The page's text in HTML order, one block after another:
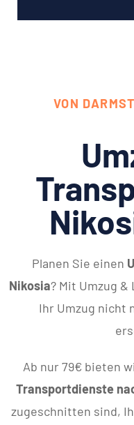
VON
Planen Sie einen
Nikosia? Mit Umzug
Ihr Umzug nicht
Ab nur 79€ bieten
Transportdienste
zugeschnitten sind,